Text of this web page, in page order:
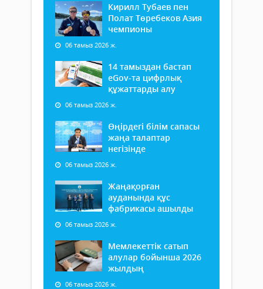
Кирилл Тубаев пен
Полат Төребеков Азия
чемпионы
06 тамыз 2026 ж.
14 тамыздан бастап
еGov-та цифрлық
құжаттарды алу
06 тамыз 2026 ж.
Өңірдегі білім сапасы
жаңа талаптар
негізінде
06 тамыз 2026 ж.
Жаңақорған
ауданында құс
фабрикасы ашылды
06 тамыз 2026 ж.
Мемлекеттік сатып
алулар бойынша 2026
жылдың
06 тамыз 2026 ж.